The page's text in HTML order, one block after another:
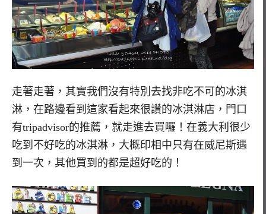
走著走著，其實我們沒有特別去找非吃不可的冰淇
淋，在路邊看到這家看起來很讚的冰淇淋店，門口
有tripadvisor的推薦，就走進去買囉！在義大利很少
吃到不好吃的冰淇淋，大概印相中只有在威尼斯遇
到一次，其他買到的都是超好吃的！